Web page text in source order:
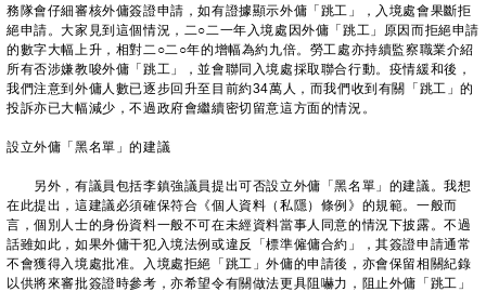
務隊會仔細審核外傭簽證申請，如有證據顯示外傭「跳工」，入境處會果斷拒
絕申請。大家見到這個情況，二○二一年入境處因外傭「跳工」原因而拒絕申請
的數字大幅上升，相對二○二○年的增幅為約九倍。勞工處亦持續監察職業介紹
所有否涉嫌教唆外傭「跳工」，並會聯同入境處採取聯合行動。疫情緩和後，
我們注意到外傭人數已逐步回升至目前約34萬人，而我們收到有關「跳工」的
投訴亦已大幅減少，不過政府會繼續密切留意這方面的情況。
設立外傭「黑名單」的建議
另外，有議員包括李鎮強議員提出可否設立外傭「黑名單」的建議。我想
在此提出，這建議必須確保符合《個人資料（私隱）條例》的規範。一般而
言，個別人士的身份資料一般不可在未經資料當事人同意的情況下披露。不過
話雖如此，如果外傭干犯入境法例或違反「標準僱傭合約」，其簽證申請通常
不會獲得入境處批准。入境處拒絕「跳工」外傭的申請後，亦會保留相關紀錄
以供將來審批簽證時參考，亦希望令有關做法更具阻嚇力，阻止外傭「跳工」